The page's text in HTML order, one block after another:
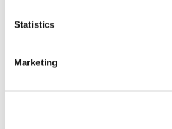
Statistics
Marketing